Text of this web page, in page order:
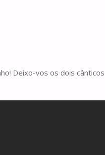
Deixo-vos os dois